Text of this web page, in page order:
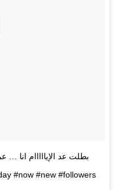
#now #new #followers